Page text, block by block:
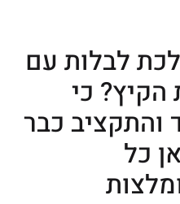
לבלות עם
כי
והתקציב כבר
כל